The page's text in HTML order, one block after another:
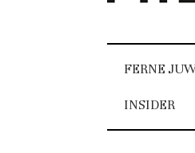
FERNE
INSIDER